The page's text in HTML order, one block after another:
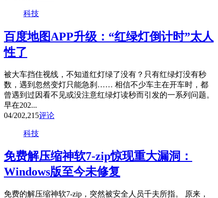
科技
百度地图APP升级：“红绿灯倒计时”太人
性了
被大车挡住视线，不知道红灯绿了没有？只有红绿灯没有秒
数，遇到忽然变灯只能急刹…… 相信不少车主在开车时，都
曾遇到过因看不见或没注意红绿灯读秒而引发的一系列问题。
早在202...
04/202,215评论
科技
免费解压缩神软7-zip惊现重大漏洞：
Windows版至今未修复
免费的解压缩神软7-zip，突然被安全人员千夫所指。 原来，